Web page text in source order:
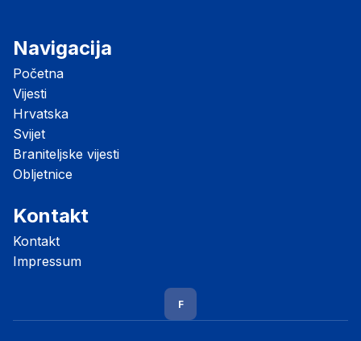
Navigacija
Početna
Vijesti
Hrvatska
Svijet
Braniteljske vijesti
Obljetnice
Kontakt
Kontakt
Impressum
F